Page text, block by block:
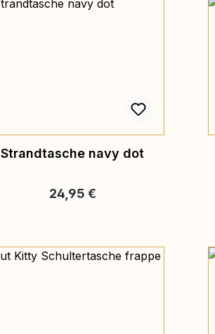
Strandtasche navy dot
Regulärer Preis:
24,95 €